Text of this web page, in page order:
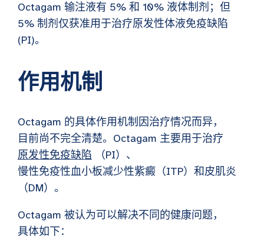
Octagam 输注液有 5% 和 10% 液体制剂；但
5% 制剂仅获准用于治疗原发性体液免疫缺陷
(PI)。
作用机制
Octagam 的具体作用机制因治疗情况而异，
目前尚不完全清楚。Octagam 主要用于治疗
原发性免疫缺陷 （PI）、
慢性免疫性血小板减少性紫癜（ITP）和皮肌炎
（DM）。
Octagam 被认为可以解决不同的健康问题，
具体如下：​